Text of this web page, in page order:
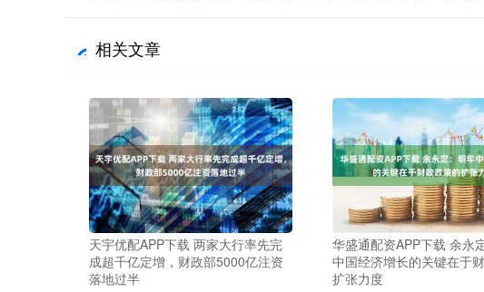
相关文章
天宇优配APP下载 两家大行率先完
成超千亿定增，财政部5000亿注资
落地过半
华盛通配资APP下载 余永
中国经济增长的关键在于
扩张力度